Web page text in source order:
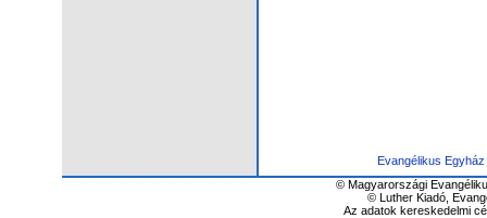
Evangélikus Egyház
© Magyarországi
© Luther Kiadó,
Az adatok kereskedelmi